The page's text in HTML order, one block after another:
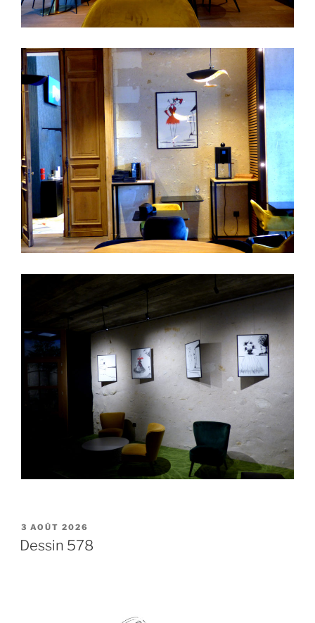
PUBLIÉ
LE
3 AOÛT 2026
Dessin 578